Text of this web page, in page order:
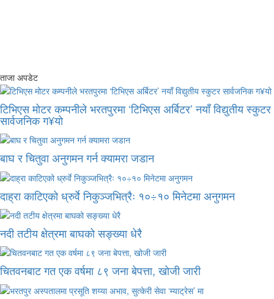
ताजा अपडेट
टिभिएस मोटर कम्पनीले भरतपुरमा ‘टिभिएस अर्बिटर’ नयाँ विद्युतीय स्कुटर
सार्वजनिक ग¥यो
बाघ र चितुवा अनुगमन गर्न क्यामरा जडान
दाह्रा काटिएको ध्रुर्वे निकुञ्जभित्रैः १०÷१० मिनेटमा अनुगमन
नदी तटीय क्षेत्रमा बाघको सङ्ख्या धेरै
चितवनबाट गत एक वर्षमा ८९ जना बेपत्ता, खोजी जारी